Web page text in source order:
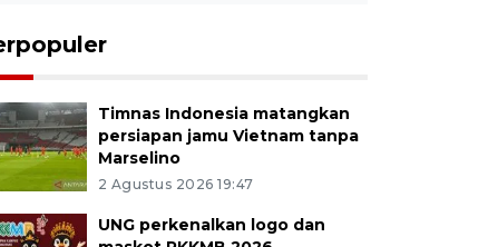
Timnas Indonesia matangkan
persiapan jamu Vietnam tanpa
Marselino
2 Agustus 2026 19:47
UNG perkenalkan logo dan